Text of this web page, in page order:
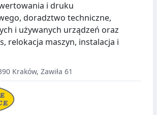
i druku
doradztwo techniczne,
i używanych urządzeń oraz
relokacja maszyn, instalacja i
Kraków, Zawiła 61